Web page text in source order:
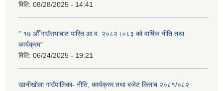
मिति: 08/28/2025 - 14:41
" १७ औँ गाउँसभाबाट पारित आ.व. २०८२।०८३ को वार्षिक नीति तथा
कार्यक्रम"
मिति: 06/24/2025 - 19:21
खानीखोला गाउँपालिका- नीति, कार्यक्रम तथा बजेट किताब २०८१/०८२